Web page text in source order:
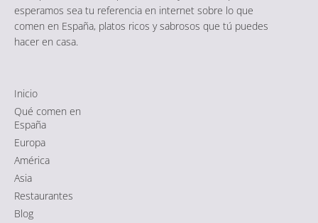
esperamos sea tu referencia en internet sobre lo que
comen en España, platos ricos y sabrosos que tú puedes
hacer en casa.
Inicio
Qué comen en
España
Europa
América
Asia
Restaurantes
Blog